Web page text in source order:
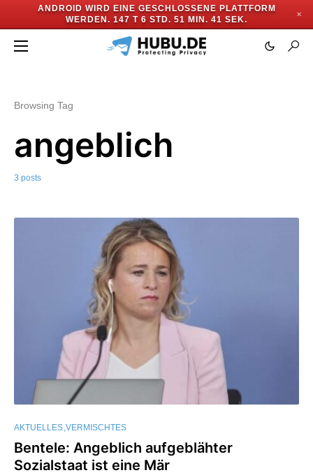
ANDROID WIRD EINE GESCHLOSSENE PLATTFORM
WERDEN. 147 T 6 STD. 51 MIN. 40 SEK.
✕
Browsing Tag
angeblich
3 posts
AKTUELLES VERMISCHTES
Bentele: Angeblich aufgeblähter
Sozialstaat ist eine Mär